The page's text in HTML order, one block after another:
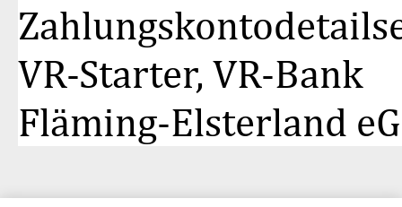
auf
100
VR-Starter, VR-Bank
Fläming-Elsterland eG